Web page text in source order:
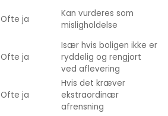
Ofte ja
Kan vurderes som
misligholdelse
Ofte ja
Især hvis boligen ikke er
ryddelig og rengjort
ved aflevering
Ofte ja
Hvis det kræver
ekstraordinær
afrensning